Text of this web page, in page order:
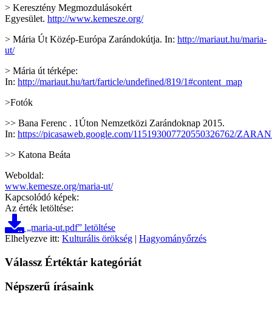
> Keresztény Megmozdulásokért
Egyesület. http://www.kemesze.org/
> Mária Út Közép-Európa Zarándokútja. In: http://mariaut.hu/maria-
ut/
> Mária út térképe:
In: http://mariaut.hu/tart/farticle/undefined/819/1#content_map
>Fotók
>> Bana Ferenc . 1Úton Nemzetközi Zarándoknap 2015.
In: https://picasaweb.google.com/115193007720550326762/
>> Katona Beáta
Weboldal:
www.kemesze.org/maria-ut/
Kapcsolódó képek:
Az érték letöltése:
„maria-ut.pdf” letöltése
Elhelyezve itt: Kulturális örökség | Hagyományőrzés
Válassz Értéktár kategóriát
Népszerű írásaink